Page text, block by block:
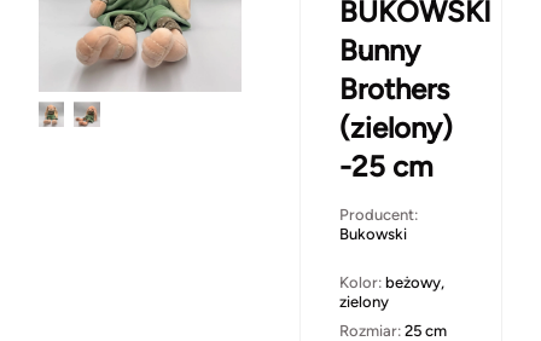
BUKOWSKI
Bunny
Brothers
(zielony)
-25 cm
Producent:
Bukowski
Kolor: beżowy,
zielony
Rozmiar: 25 cm